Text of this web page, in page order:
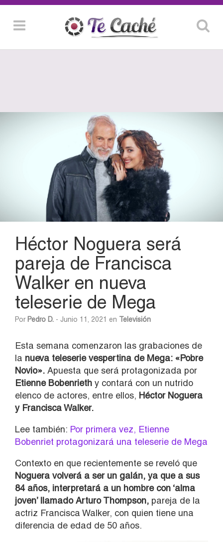
Héctor Noguera será
pareja de Francisca
Walker en nueva
teleserie de Mega
Por Pedro D. - Junio 11, 2021 en Televisión
Esta semana comenzaron las grabaciones de
la nueva teleserie vespertina de Mega: «Pobre
Novio». Apuesta que será protagonizada por
Etienne Bobenrieth y contará con un nutrido
elenco de actores, entre ellos, Héctor Noguera
y Francisca Walker.
Lee también: Por primera vez, Etienne
Bobenriet protagonizará una teleserie de Mega
Contexto en que recientemente se reveló que
Noguera volverá a ser un galán, ya que a sus
84 años, interpretará a un hombre con ‘alma
joven’ llamado Arturo Thompson, pareja de la
actriz Francisca Walker, con quien tiene una
diferencia de edad de 50 años.